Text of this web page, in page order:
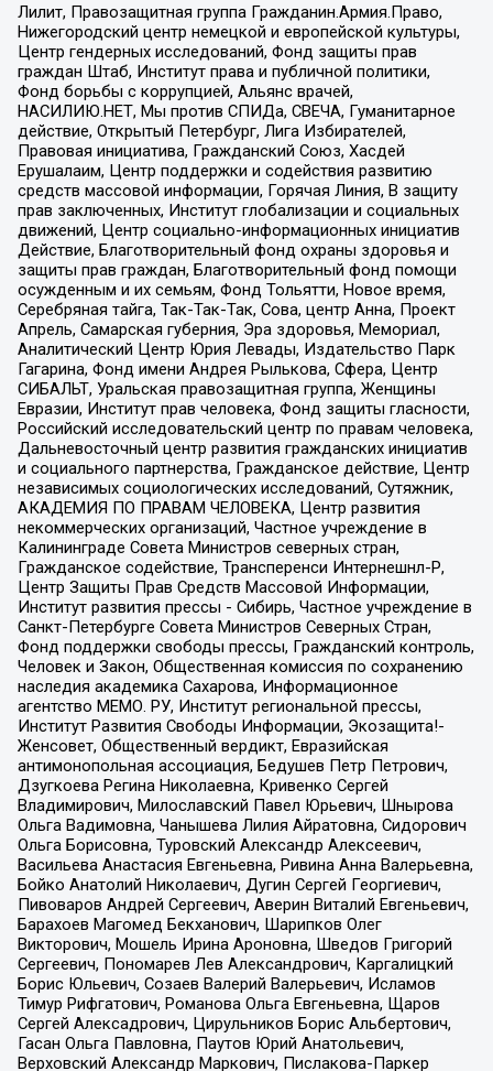
Лилит, Правозащитная группа Гражданин.Армия.Право,
Нижегородский центр немецкой и европейской культуры,
Центр гендерных исследований, Фонд защиты прав
граждан Штаб, Институт права и публичной политики,
Фонд борьбы с коррупцией, Альянс врачей,
НАСИЛИЮ.НЕТ, Мы против СПИДа, СВЕЧА, Гуманитарное
действие, Открытый Петербург, Лига Избирателей,
Правовая инициатива, Гражданский Союз, Хасдей
Ерушалаим, Центр поддержки и содействия развитию
средств массовой информации, Горячая Линия, В защиту
прав заключенных, Институт глобализации и социальных
движений, Центр социально-информационных инициатив
Действие, Благотворительный фонд охраны здоровья и
защиты прав граждан, Благотворительный фонд помощи
осужденным и их семьям, Фонд Тольятти, Новое время,
Серебряная тайга, Так-Так-Так, Сова, центр Анна, Проект
Апрель, Самарская губерния, Эра здоровья, Мемориал,
Аналитический Центр Юрия Левады, Издательство Парк
Гагарина, Фонд имени Андрея Рылькова, Сфера, Центр
СИБАЛЬТ, Уральская правозащитная группа, Женщины
Евразии, Институт прав человека, Фонд защиты гласности,
Российский исследовательский центр по правам человека,
Дальневосточный центр развития гражданских инициатив
и социального партнерства, Гражданское действие, Центр
независимых социологических исследований, Сутяжник,
АКАДЕМИЯ ПО ПРАВАМ ЧЕЛОВЕКА, Центр развития
некоммерческих организаций, Частное учреждение в
Калининграде Совета Министров северных стран,
Гражданское содействие, Трансперенси Интернешнл-Р,
Центр Защиты Прав Средств Массовой Информации,
Институт развития прессы - Сибирь, Частное учреждение в
Санкт-Петербурге Совета Министров Северных Стран,
Фонд поддержки свободы прессы, Гражданский контроль,
Человек и Закон, Общественная комиссия по сохранению
наследия академика Сахарова, Информационное
агентство МЕМО. РУ, Институт региональной прессы,
Институт Развития Свободы Информации, Экозащита!-
Женсовет, Общественный вердикт, Евразийская
антимонопольная ассоциация, Бедушев Петр Петрович,
Дзугкоева Регина Николаевна, Кривенко Сергей
Владимирович, Милославский Павел Юрьевич, Шнырова
Ольга Вадимовна, Чанышева Лилия Айратовна, Сидорович
Ольга Борисовна, Туровский Александр Алексеевич,
Васильева Анастасия Евгеньевна, Ривина Анна Валерьевна,
Бойко Анатолий Николаевич, Дугин Сергей Георгиевич,
Пивоваров Андрей Сергеевич, Аверин Виталий Евгеньевич,
Барахоев Магомед Бекханович, Шарипков Олег
Викторович, Мошель Ирина Ароновна, Шведов Григорий
Сергеевич, Пономарев Лев Александрович, Каргалицкий
Борис Юльевич, Созаев Валерий Валерьевич, Исламов
Тимур Рифгатович, Романова Ольга Евгеньевна, Щаров
Сергей Алексадрович, Цирульников Борис Альбертович,
Гасан Ольга Павловна, Паутов Юрий Анатольевич,
Верховский Александр Маркович, Пислакова-Паркер